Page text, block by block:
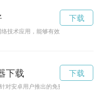
技术应用，能够有效提升网络速度
下载
下载
对安卓用户推出的免费网络加速器，
下载